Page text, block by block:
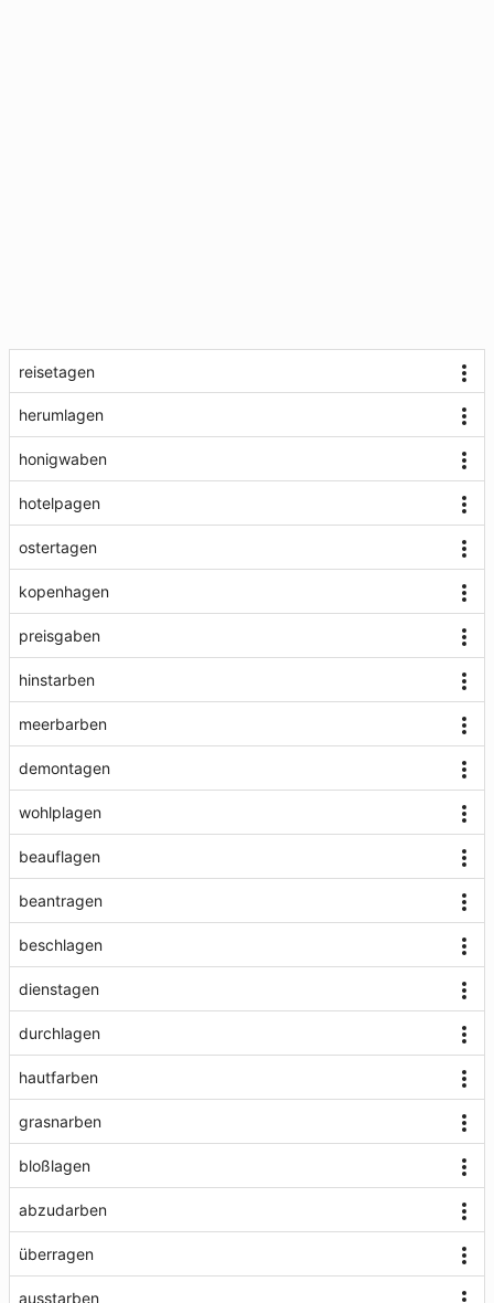
reisetagen
herumlagen
honigwaben
hotelpagen
ostertagen
kopenhagen
preisgaben
hinstarben
meerbarben
demontagen
wohlplagen
beauflagen
beantragen
beschlagen
dienstagen
durchlagen
hautfarben
grasnarben
bloßlagen
abzudarben
überragen
ausstarben